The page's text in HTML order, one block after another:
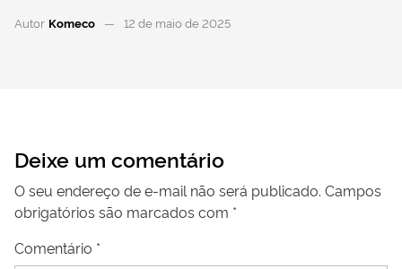
Autor Komeco 12 de maio de 2025
Deixe um comentário
O seu endereço de e-mail não será publicado. Campos
obrigatórios são marcados com *
Comentário *